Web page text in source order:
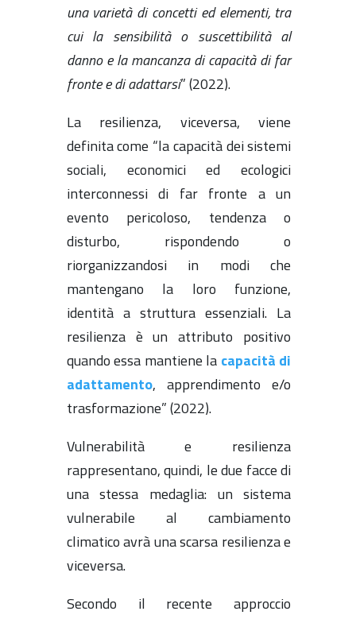
una varietà di concetti ed elementi, tra
cui la sensibilità o suscettibilità al
danno e la mancanza di capacità di far
fronte e di adattarsi” (2022).
La resilienza, viceversa, viene
definita come “la capacità dei sistemi
sociali, economici ed ecologici
interconnessi di far fronte a un
evento pericoloso, tendenza o
disturbo, rispondendo o
riorganizzandosi in modi che
mantengano la loro funzione,
identità a struttura essenziali. La
resilienza è un attributo positivo
quando essa mantiene la capacità di
adattamento, apprendimento e/o
trasformazione” (2022).
Vulnerabilità e resilienza
rappresentano, quindi, le due facce di
una stessa medaglia: un sistema
vulnerabile al cambiamento
climatico avrà una scarsa resilienza e
viceversa.
Secondo il recente approccio